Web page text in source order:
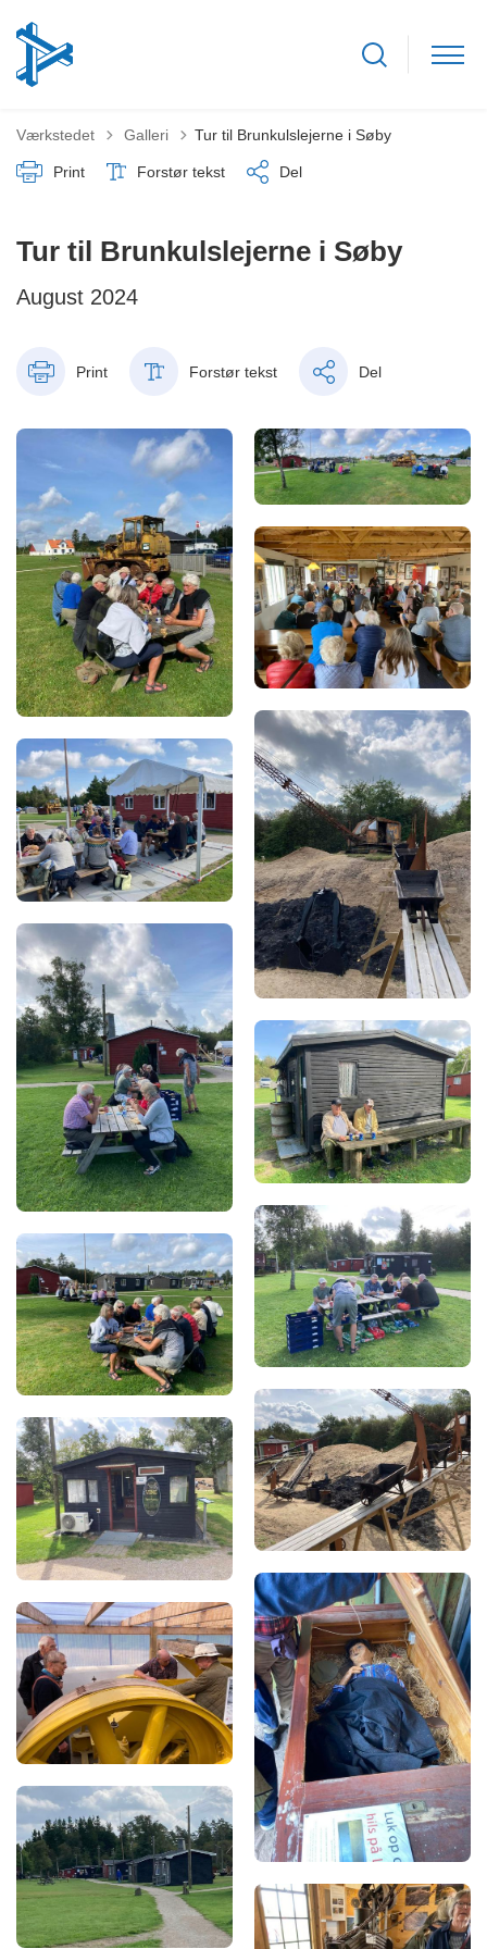
Værkstedet Tilbage til
Galleri Tur til Brunkulslejerne i Søby
Print Forstør tekst Del
Tur til Brunkulslejerne i Søby
August 2024
Print Forstør tekst Del